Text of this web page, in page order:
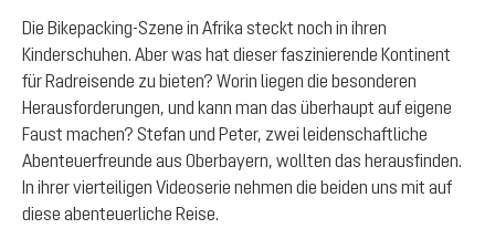
Die Bikepacking-Szene in Afrika steckt noch in ihren
Kinderschuhen. Aber was hat dieser faszinierende Kontinent
für Radreisende zu bieten? Worin liegen die besonderen
Herausforderungen, und kann man das überhaupt auf eigene
Faust machen? Stefan und Peter, zwei leidenschaftliche
Abenteuerfreunde aus Oberbayern, wollten das herausfinden.
In ihrer vierteiligen Videoserie nehmen die beiden uns mit auf
diese abenteuerliche Reise.